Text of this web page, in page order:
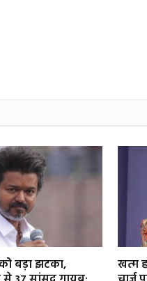
बड़ा झटका,
खत्म